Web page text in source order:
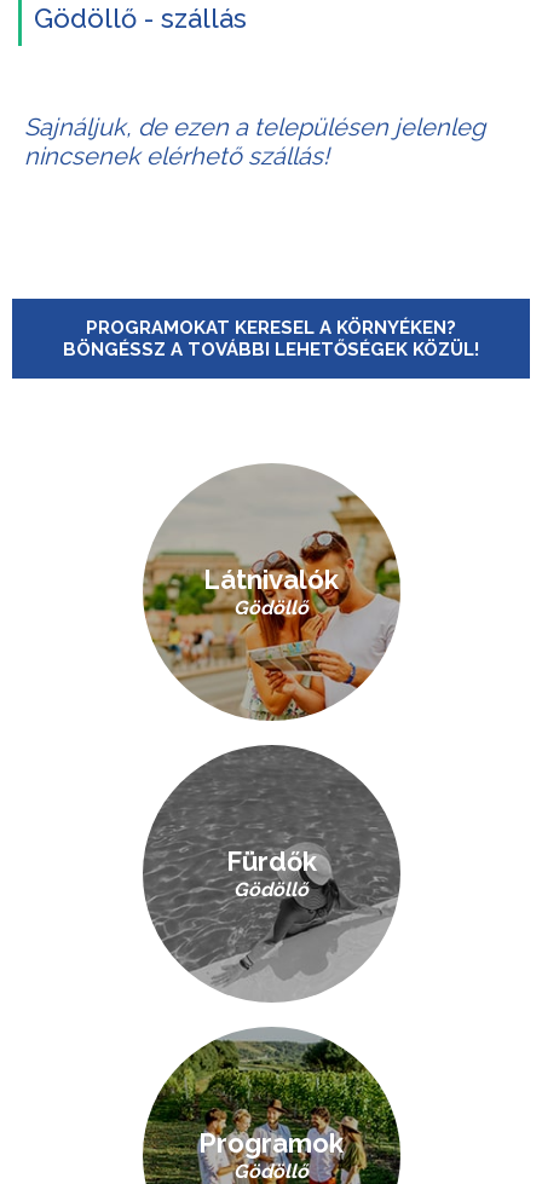
Gödöllő - szállás
Sajnáljuk, de ezen a településen jelenleg
nincsenek elérhető szállás!
PROGRAMOKAT KERESEL A KÖRNYÉKEN?
BÖNGÉSSZ A TOVÁBBI LEHETŐSÉGEK KÖZÜL!
Látnivalók
Gödöllő
Fürdők
Gödöllő
Programok
Gödöllő